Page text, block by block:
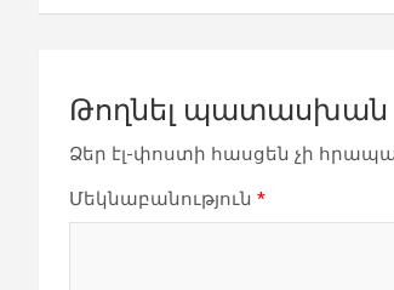
Թողնել պատասխան
Ձեր էլ-փոստի հասցեն չի
Մեկնաբանություն *